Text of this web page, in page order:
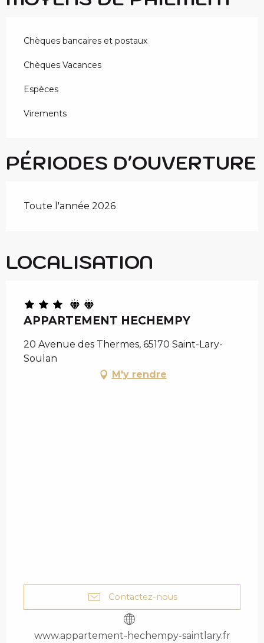
Chèques bancaires et postaux
Chèques Vacances
Espèces
Virements
PÉRIODES D'OUVERTURE
Toute l'année 2026
LOCALISATION
APPARTEMENT HECHEMPY
20 Avenue des Thermes, 65170 Saint-Lary-
Soulan
M'y rendre
Contactez-nous
www.appartement-hechempy-saintlary.fr